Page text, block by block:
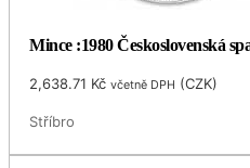
Mince :1980 Československá
2,638.71 Kč včetně DPH (CZK)
Stříbro